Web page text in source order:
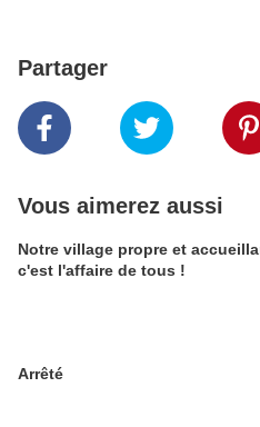
Partager
Vous aimerez aussi
Notre village propre et
c'est l'affaire de tous !
Arrêté